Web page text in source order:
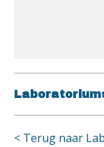
< Terug naar